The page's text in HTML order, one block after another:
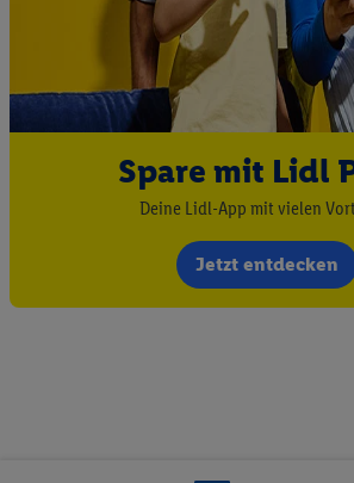
Spare mit Lidl
Deine Lidl-App mit vielen
Jetzt entdecken